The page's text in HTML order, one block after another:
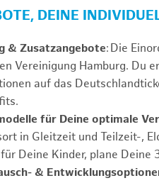
DEINE
& Zusatzangebote: Die
Vereinigung Hamburg. Du
auf das
für Deine optimale
in Gleitzeit und Teilzeit-,
Deine Kinder, plane Deine
&